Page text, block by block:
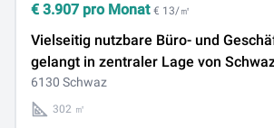
€ 3.907 pro Monat € 13/㎡
Vielseitig nutzbare Büro- und
gelangt in zentraler Lage von
Neuvermietung
6130 Schwaz
302 ㎡